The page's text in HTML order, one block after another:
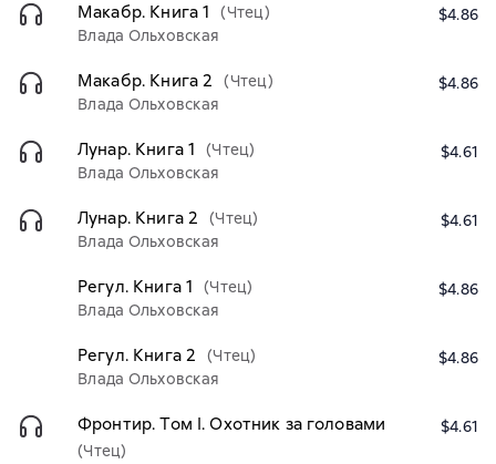
Макабр. Книга 1
(Чтец)
Влада Ольховская
$4.86
Макабр. Книга 2
(Чтец)
Влада Ольховская
$4.86
Лунар. Книга 1
(Чтец)
Влада Ольховская
$4.61
Лунар. Книга 2
(Чтец)
Влада Ольховская
$4.61
Регул. Книга 1
(Чтец)
Влада Ольховская
$4.86
Регул. Книга 2
(Чтец)
Влада Ольховская
$4.86
Фронтир. Том I. Охотник за головами
(Чтец)
$4.61